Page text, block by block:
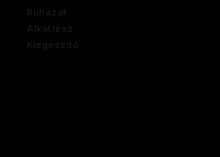
Ruházat
Alkatrész
Kiegészitő